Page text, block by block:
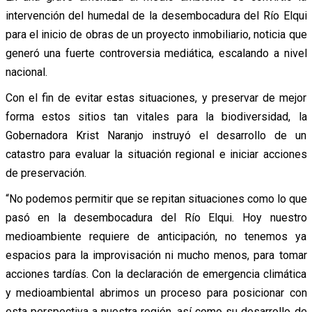
intervención del humedal de la desembocadura del Río Elqui
para el inicio de obras de un proyecto inmobiliario, noticia que
generó una fuerte controversia mediática, escalando a nivel
nacional.
Con el fin de evitar estas situaciones, y preservar de mejor
forma estos sitios tan vitales para la biodiversidad, la
Gobernadora Krist Naranjo instruyó el desarrollo de un
catastro para evaluar la situación regional e iniciar acciones
de preservación.
“No podemos permitir que se repitan situaciones como lo que
pasó en la desembocadura del Río Elqui. Hoy nuestro
medioambiente requiere de anticipación, no tenemos ya
espacios para la improvisación ni mucho menos, para tomar
acciones tardías. Con la declaración de emergencia climática
y medioambiental abrimos un proceso para posicionar con